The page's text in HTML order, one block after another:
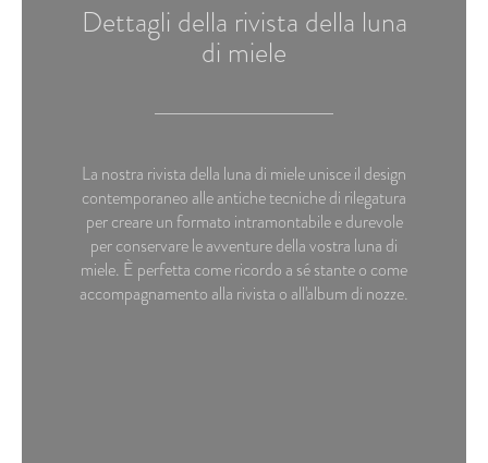
Dettagli della rivista della luna
di miele
La nostra rivista della luna di miele unisce il design
contemporaneo alle antiche tecniche di rilegatura
per creare un formato intramontabile e durevole
per conservare le avventure della vostra luna di
miele. È perfetta come ricordo a sé stante o come
accompagnamento alla rivista o all'album di nozze.